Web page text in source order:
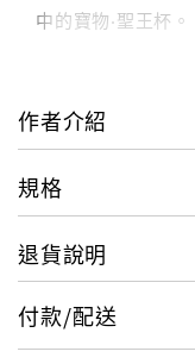
中的寶物‧聖王杯。
作者介紹
規格
退貨說明
付款/配送